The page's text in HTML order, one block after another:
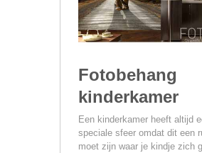
Fotobehang
kinderkamer
Een kinderkamer heeft altijd
speciale sfeer omdat dit een
moet zijn waar je kindje zich